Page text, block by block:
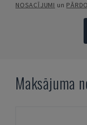
NOSACĪJUMI un
Maksājuma